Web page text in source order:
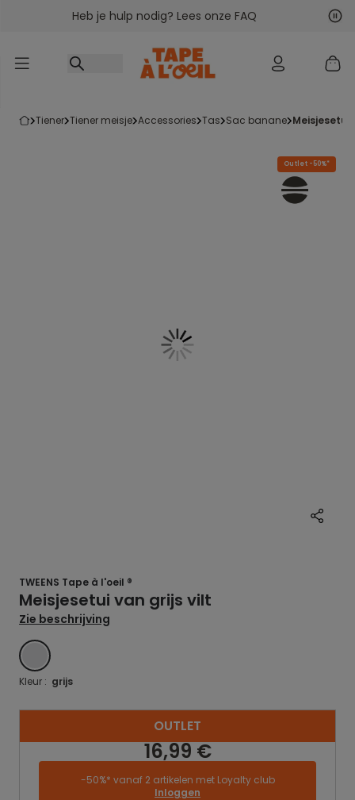
Ga naar inhoudHeb je hulp nodig? Lees onze FAQ
tiener tiener meisje accessories tas sac banane
Outlet -50%*
TWEENS Tape à l'oeil ®
Meisjesetui van grijs vilt
Zie beschrijving
GRIS
Kleur : grijs
OUTLET
16,99 €
-50%* vanaf 2 artikelen met Loyalty club
Inloggen